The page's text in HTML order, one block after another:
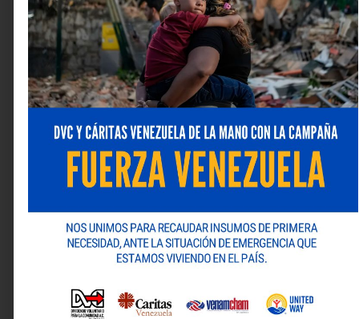
La exposición y sus actividades complementarias
estarán abiertas al público en los espacios de la Sala
Mendoza hasta el 7 de marzo de 2026.
Para consultar el cronograma detallado, los
interesados pueden visitar la cuenta de Instagram
disponible para su descarga gratuita en la página web
de Fundación Telefónica
www.fundaciontelefonica.com.ve
, en la
sección “Cultura Digital”, apartado “Publicaciones”.
Deja una respuesta
Tu dirección de correo electrónico no será publicada.
Los campos obligatorios están marcados con
Comentario*